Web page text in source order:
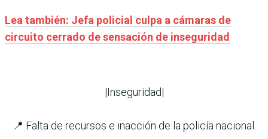
Lea también: Jefa policial culpa a cámaras de
circuito cerrado de sensación de inseguridad
|Inseguridad|
📍 Falta de recursos e inacción de la policía nacional.